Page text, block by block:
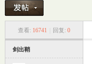
› ›
查看: 16741 回复: 0
剑出鞘